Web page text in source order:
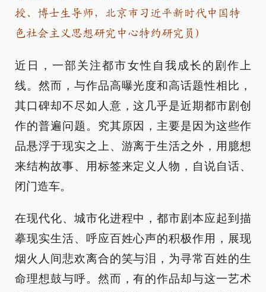
授、博士生导师，北京市习近平新时代中国特
色社会主义思想研究中心特约研究员)
近日，一部关注都市女性自我成长的剧作上
线。然而，与作品高曝光度和高话题性相比，
其口碑却不尽如人意，这几乎是近期都市剧创
作的普遍问题。究其原因，主要是因为这些作
品悬浮于现实之上、游离于生活之外，用臆想
来结构故事、用标签来定义人物，自说自话、
闭门造车。
在现代化、城市化进程中，都市剧本应起到描
摹现实生活、呼应百姓心声的积极作用，展现
烟火人间悲欢离合的笑与泪，为寻常百姓的生
命理想鼓与呼。然而，有的作品却与这一艺术